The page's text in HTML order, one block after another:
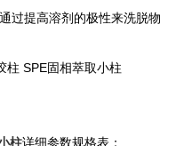
过提高溶剂的极性来洗脱物
柱 SPE固相萃取小柱
柱详细参数规格表：